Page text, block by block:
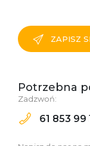
ZAPISZ
Potrzebna
Zadzwoń:
61 853 99